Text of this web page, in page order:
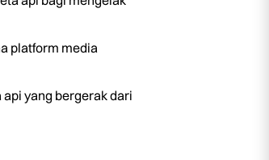
platform media
yang bergerak dari